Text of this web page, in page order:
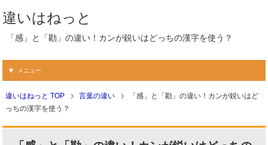
違いはねっと
「感」と「勘」の違い！カンが鋭いはどっちの漢字を使う？
メニュー
違いはねっと TOP 言葉の違い
「感」と「勘」の違い！カンが鋭いはど
っちの漢字を使う？